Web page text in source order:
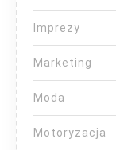
Imprezy
Marketing
Moda
Motoryzacja